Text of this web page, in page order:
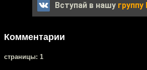
Вступай в нашу
Комментарии
cтраницы: 1